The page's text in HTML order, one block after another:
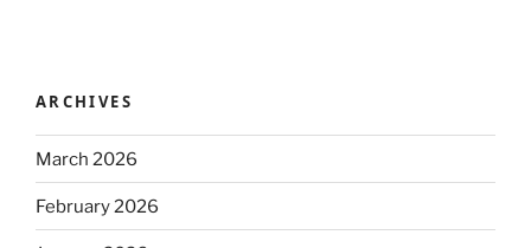
ARCHIVES
March 2026
February 2026